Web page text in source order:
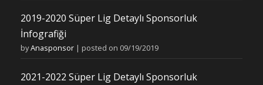
2019-2020 Süper Lig Detaylı Sponsorluk
İnfografiği
byAnasponsor | posted on 09/19/2019
2021-2022 Süper Lig Detaylı Sponsorluk